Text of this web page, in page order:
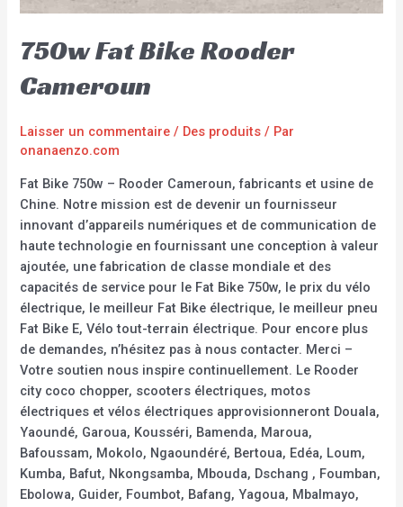
750w Fat Bike Rooder
Cameroun
Laisser un commentaire / Des produits / Par
onanaenzo.com
Fat Bike 750w – Rooder Cameroun, fabricants et usine de
Chine. Notre mission est de devenir un fournisseur
innovant d’appareils numériques et de communication de
haute technologie en fournissant une conception à valeur
ajoutée, une fabrication de classe mondiale et des
capacités de service pour le Fat Bike 750w, le prix du vélo
électrique, le meilleur Fat Bike électrique, le meilleur pneu
Fat Bike E, Vélo tout-terrain électrique. Pour encore plus
de demandes, n’hésitez pas à nous contacter. Merci –
Votre soutien nous inspire continuellement. Le Rooder
city coco chopper, scooters électriques, motos
électriques et vélos électriques approvisionneront Douala,
Yaoundé, Garoua, Kousséri, Bamenda, Maroua,
Bafoussam, Mokolo, Ngaoundéré, Bertoua, Edéa, Loum,
Kumba, Bafut, Nkongsamba, Mbouda, Dschang , Foumban,
Ebolowa, Guider, Foumbot, Bafang, Yagoua, Mbalmayo,